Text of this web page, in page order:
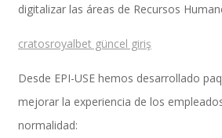
SAP SuccessFactors
Implementación
digitalizar las áreas de Recursos
cratosroyalbet güncel giriş
Desde EPI-USE hemos desarrollado
mejorar la experiencia de los
normalidad: